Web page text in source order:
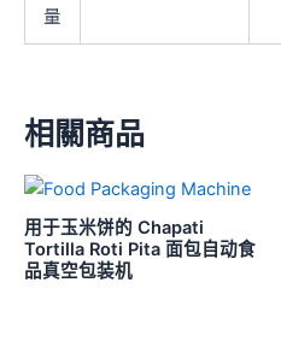
量
相關商品
用于玉米饼的 Chapati
Tortilla Roti Pita 面包自动食
品真空包装机